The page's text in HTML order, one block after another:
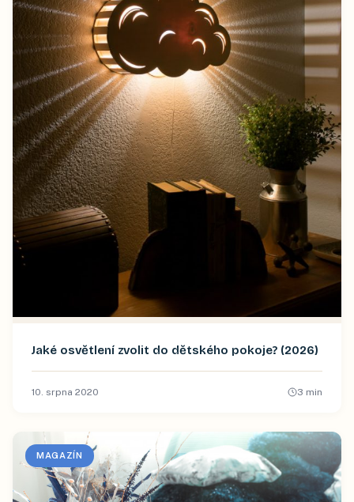
Jaké osvětlení zvolit do dětského pokoje? (2026)
10. srpna 2020 3 min
MAGAZÍN